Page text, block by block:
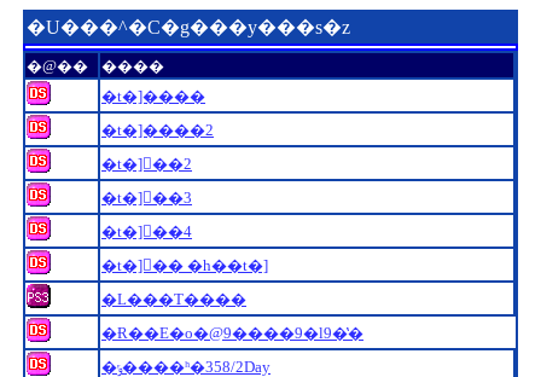
�U���^�C�g���y���s�z
�@��
����
�t�]����
�t�]����2
�t�]�ٔ�2
�t�]�ٔ�3
�t�]�ٔ�4
�t�]�ٔ� �h��t�]
�L���T����
�Ɍ��E�o�@9����9�l9�̔�
�ݸ����ʰ�358/2Day